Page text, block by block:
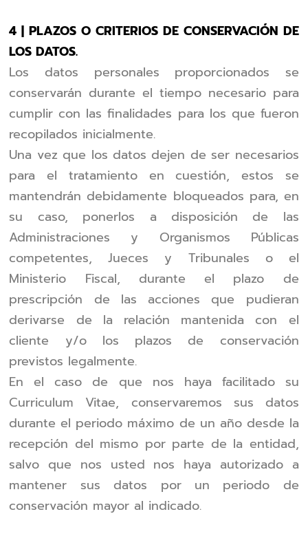
4 | PLAZOS O CRITERIOS DE CONSERVACIÓN DE
LOS DATOS.
Los datos personales proporcionados se
conservarán durante el tiempo necesario para
cumplir con las finalidades para los que fueron
recopilados inicialmente.
Una vez que los datos dejen de ser necesarios
para el tratamiento en cuestión, estos se
mantendrán debidamente bloqueados para, en
su caso, ponerlos a disposición de las
Administraciones y Organismos Públicas
competentes, Jueces y Tribunales o el
Ministerio Fiscal, durante el plazo de
prescripción de las acciones que pudieran
derivarse de la relación mantenida con el
cliente y/o los plazos de conservación
previstos legalmente.
En el caso de que nos haya facilitado su
Curriculum Vitae, conservaremos sus datos
durante el periodo máximo de un año desde la
recepción del mismo por parte de la entidad,
salvo que nos usted nos haya autorizado a
mantener sus datos por un periodo de
conservación mayor al indicado.